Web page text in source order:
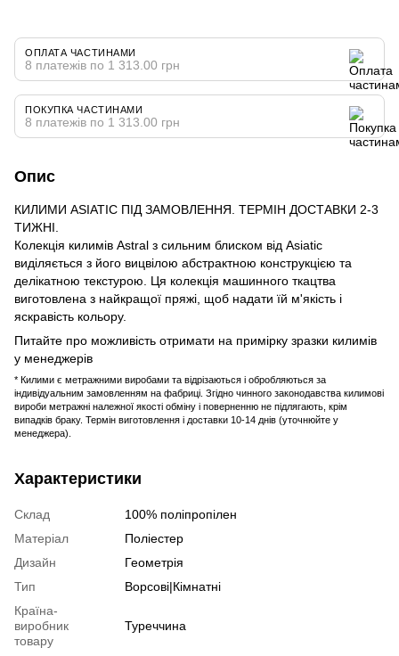
ОПЛАТА ЧАСТИНАМИ
8 платежів по 1 313.00 грн
ПОКУПКА ЧАСТИНАМИ
8 платежів по 1 313.00 грн
Опис
КИЛИМИ ASIATIC ПІД ЗАМОВЛЕННЯ. ТЕРМІН ДОСТАВКИ 2-3
ТИЖНІ.
Колекція килимів Astral з сильним блиском від Asiatic
виділяється з його вицвілою абстрактною конструкцією та
делікатною текстурою. Ця колекція машинного ткацтва
виготовлена ​​з найкращої пряжі, щоб надати їй м'якість і
яскравість кольору.
Питайте про можливість отримати на примірку зразки килимів
у менеджерів
* Килими є метражними виробами та відрізаються і обробляються за
індивідуальним замовленням на фабриці. Згідно чинного законодавства килимові
вироби метражні належної якості обміну і поверненню не підлягають, крім
випадків браку. Термін виготовлення і доставки 10-14 днів (уточнюйте у
менеджера).
Характеристики
Склад
100% поліпропілен
Матеріал
Поліестер
Дизайн
Геометрія
Тип
Ворсові|Кімнатні
Країна-
виробник
товару
Туреччина